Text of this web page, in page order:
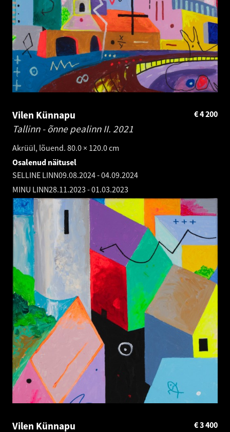
Vilen Künnapu
Tallinn - õnne pealinn II. 2021
Akrüül, lõuend. 80.0 × 120.0 cm
4 200
€
Osalenud näitusel
SELLINE LINN09.08.2024-04.09.2024
MINU LINN28.11.2023 -01.03.2023
Vilen Künnapu 3 400
€